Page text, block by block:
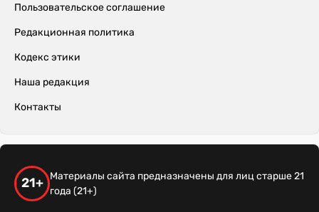
Пользовательское соглашение
Редакционная политика
Кодекс этики
Наша редакция
Контакты
21+
Материалы сайта предназначены для лиц старше 21
года (21+)